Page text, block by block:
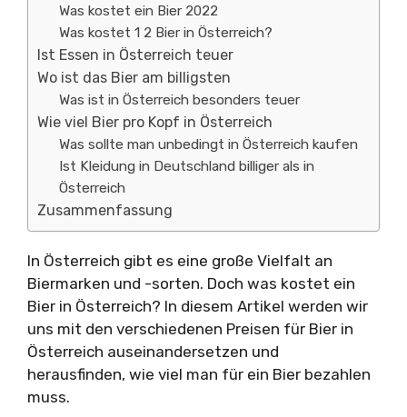
Was kostet ein Bier 2022
Was kostet 1 2 Bier in Österreich?
Ist Essen in Österreich teuer
Wo ist das Bier am billigsten
Was ist in Österreich besonders teuer
Wie viel Bier pro Kopf in Österreich
Was sollte man unbedingt in Österreich kaufen
Ist Kleidung in Deutschland billiger als in
Österreich
Zusammenfassung
In Österreich gibt es eine große Vielfalt an
Biermarken und -sorten. Doch was kostet ein
Bier in Österreich? In diesem Artikel werden wir
uns mit den verschiedenen Preisen für Bier in
Österreich auseinandersetzen und
herausfinden, wie viel man für ein Bier bezahlen
muss.